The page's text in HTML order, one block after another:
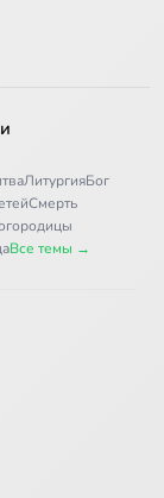
ЛитургияБог
Смерть
Все темы →